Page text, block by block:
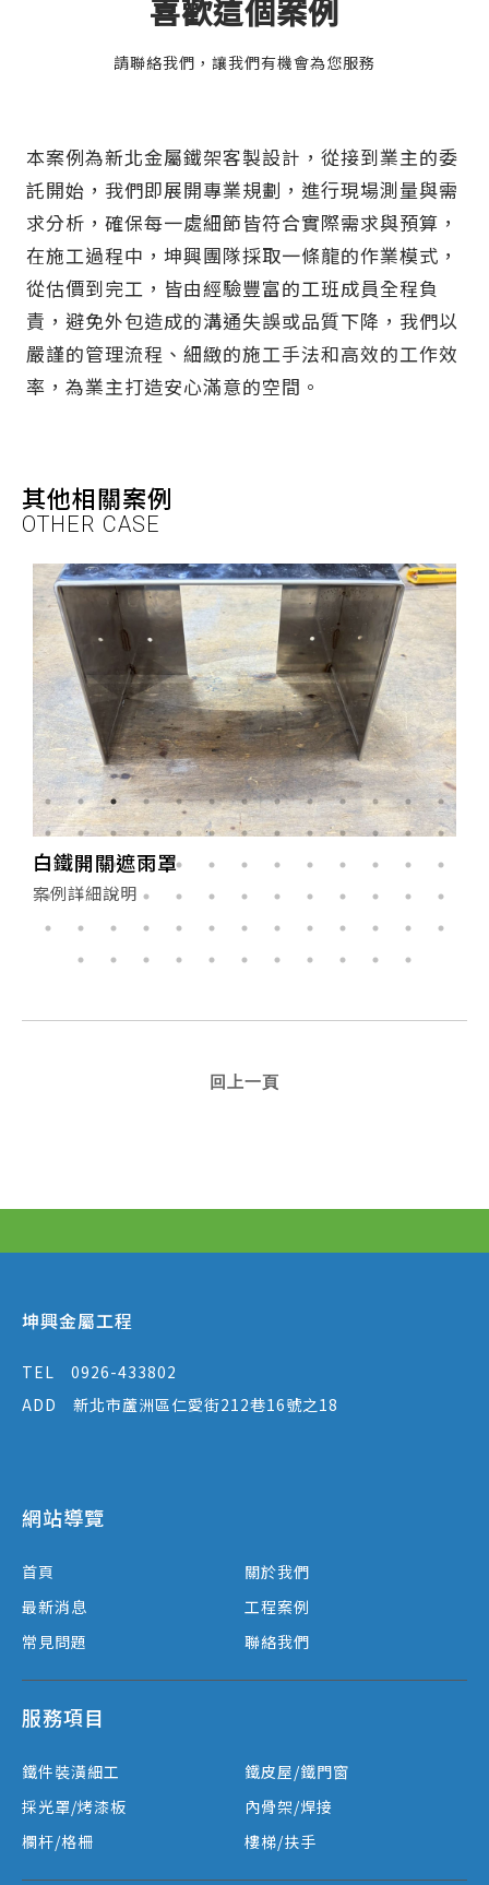
喜歡這個案例
請聯絡我們，讓我們有機會為您服務
本案例為新北金屬鐵架客製設計，從接到業主的委
託開始，我們即展開專業規劃，進行現場測量與需
求分析，確保每一處細節皆符合實際需求與預算，
在施工過程中，坤興團隊採取一條龍的作業模式，
從估價到完工，皆由經驗豐富的工班成員全程負
責，避免外包造成的溝通失誤或品質下降，我們以
嚴謹的管理流程、細緻的施工手法和高效的工作效
率，為業主打造安心滿意的空間。
其他相關案例
OTHER CASE
白鐵開關遮雨罩
案例詳細說明
回上一頁
坤興金屬工程
TEL
0926-433802
ADD
新北市蘆洲區仁愛街212巷16號之18
網站導覽
首頁
關於我們
最新消息
工程案例
常見問題
聯絡我們
服務項目
鐵件裝潢細工
鐵皮屋/鐵門窗
採光罩/烤漆板
內骨架/焊接
欄杆/格柵
樓梯/扶手